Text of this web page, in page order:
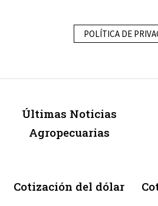
POLÍTICA DE
Últimas Noticias
Agropecuarias
Cotización del dólar